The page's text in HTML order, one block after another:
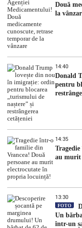
Două
la
14:40
Donald
pentru
14:35
au murit
13:30
FOTO
Un
într-un